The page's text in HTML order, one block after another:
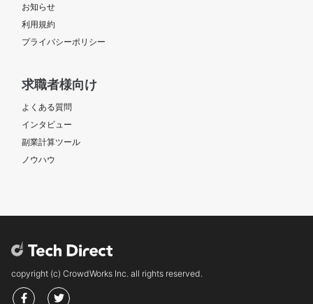
お知らせ
利用規約
プライバシーポリシー
求職者様向け
よくある質問
インタビュー
副業計算ツール
ノウハウ
copyright (c) CrowdWorks Inc. all rights reserved.